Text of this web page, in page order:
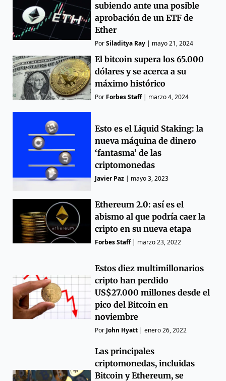
subiendo ante una posible
aprobación de un ETF de
Ether
PorSiladitya Ray | mayo 21, 2024
El bitcoin supera los 65.000
dólares y se acerca a su
máximo histórico
Por Forbes Staff| marzo 4, 2024
Esto es el Liquid Staking: la
nueva máquina de dinero
‘fantasma’ de las
criptomonedas
Javier Paz | mayo 3, 2023
Ethereum 2.0: así es el
abismo al que podría caer la
cripto en su nueva etapa
Forbes Staff| marzo 23, 2022
Estos diez multimillonarios
cripto han perdido
US$27.000 millones desde el
pico del Bitcoin en
noviembre
Por John Hyatt |enero 26, 2022
Las principales
criptomonedas, incluidas
Bitcoin y Ethereum, se